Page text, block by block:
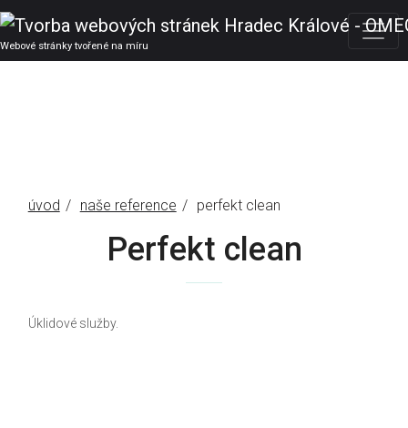
Webové stránky tvořené na míru
úvod naše reference perfekt clean
Perfekt clean
Úklidové služby.